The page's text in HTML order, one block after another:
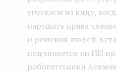
упускаем из виду,
нарушать права
и решения людей.
подчиняется ли ИИ
робототехники